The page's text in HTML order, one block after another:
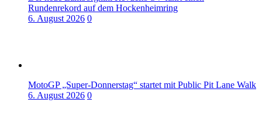
Rundenrekord auf dem Hockenheimring
6. August 2026 0
MotoGP „Super-Donnerstag“ startet mit Public Pit Lane Walk
6. August 2026 0